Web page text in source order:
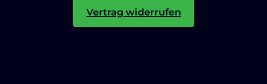
Vertrag widerrufen